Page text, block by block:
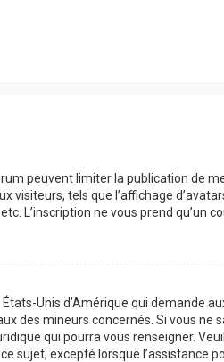
peuvent limiter la publication de
tels que l’affichage
L’inscription ne vous prend qu’un
États-Unis d’Amérique qui
des mineurs concernés. Si vous ne
qui pourra vous renseigner.
sujet, excepté lorsque l’assistance